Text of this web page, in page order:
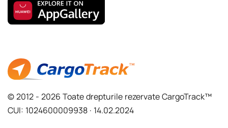
© 2012 - 2026 Toate drepturile rezervate CargoTrack™
CUI: 1024600009938 · 14.02.2024